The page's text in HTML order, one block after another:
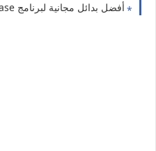
أفضل بدائل مجانية لبرنامج PlayPhrase لمنشئي الفيديو